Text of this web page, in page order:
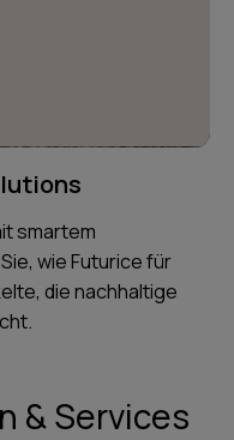
smartem
wie Futurice für
die nachhaltige
& Services